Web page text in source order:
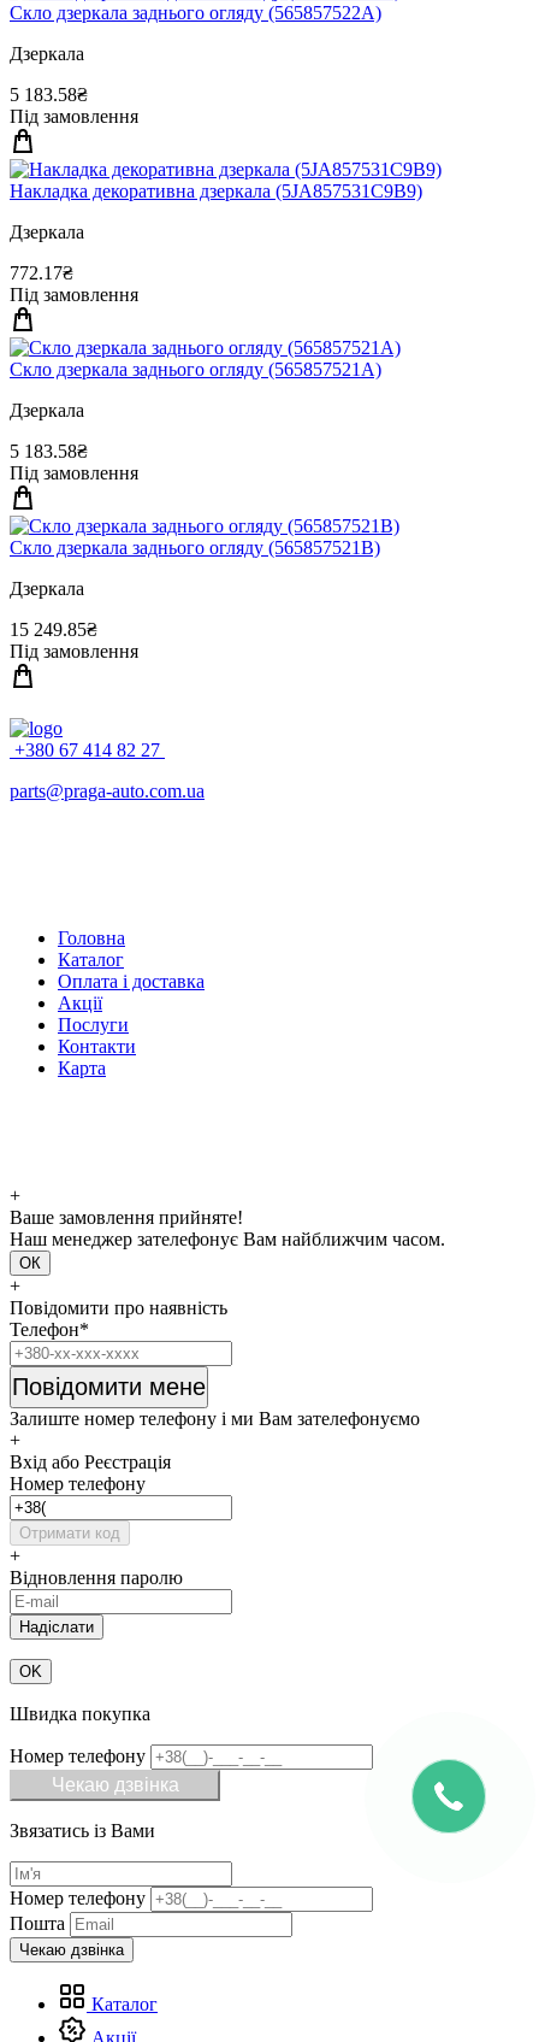
Скло дзеркала заднього огляду (565857522A)
Дзеркала
5 183.58₴
Під замовлення
Накладка декоративна дзеркала (5JA857531C9B9)
Дзеркала
772.17₴
Під замовлення
Скло дзеркала заднього огляду (565857521A)
Дзеркала
5 183.58₴
Під замовлення
Скло дзеркала заднього огляду (565857521B)
Дзеркала
15 249.85₴
Під замовлення
+380 67 414 82 27
parts@praga-auto.com.ua
Головна
Каталог
Оплата і доставка
Акції
Послуги
Контакти
Карта
+
Ваше замовлення прийняте!
Наш менеджер зателефонує Вам найближчим часом.
ОК
+
Повідомити про наявність
Телефон*
Повідомити мене
Залиште номер телефону і ми Вам зателефонуємо
+
Вхід або Реєстрація
Номер телефону
Отримати код
+
Відновлення паролю
OK
Швидка покупка
Номер телефону
Чекаю дзвінка
Звязатись із Вами
Номер телефону
Пошта
Каталог
Акції